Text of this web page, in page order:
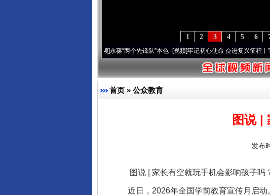
6
5
4
3
2
1
永葆“两个先锋队”本色·[视频]牢记初心使命 奋进复兴征程丨宝塔山下好光景..
首页 » 公众教育
图说 |
发布
图说 | 家长有空就玩手机会影响孩子吗
近日，2026年全国学前教育宣传月启动